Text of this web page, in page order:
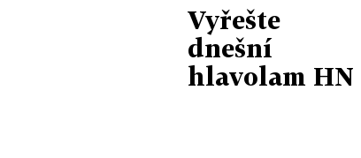
Vyřešte
dnešní
hlavolam HN